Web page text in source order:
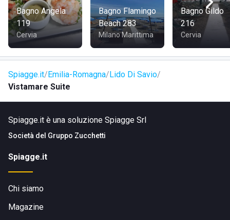
Bagno Angela
119
Cervia
Bagno Flamingo
Beach 283
Milano Marittima
Bagno Gildo
216
Cervia
Spiagge.it Emilia-Romagna Lido Di Savio
Vistamare Suite
Spiagge.it è una soluzione Spiagge Srl
Società del Gruppo Zucchetti
Spiagge.it
Chi siamo
Magazine